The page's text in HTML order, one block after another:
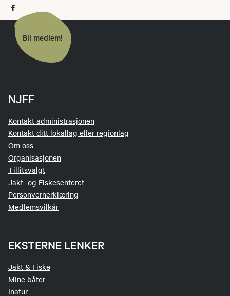
Bli medlem!
NJFF
Kontakt administrasjonen
Kontakt ditt lokallag eller regionlag
Om oss
Organisasjonen
Tillitsvalgt
Jakt- og Fiskesenteret
Personvernerklæring
Medlemsvilkår
EKSTERNE LENKER
Jakt & Fiske
Mine båter
Inatur